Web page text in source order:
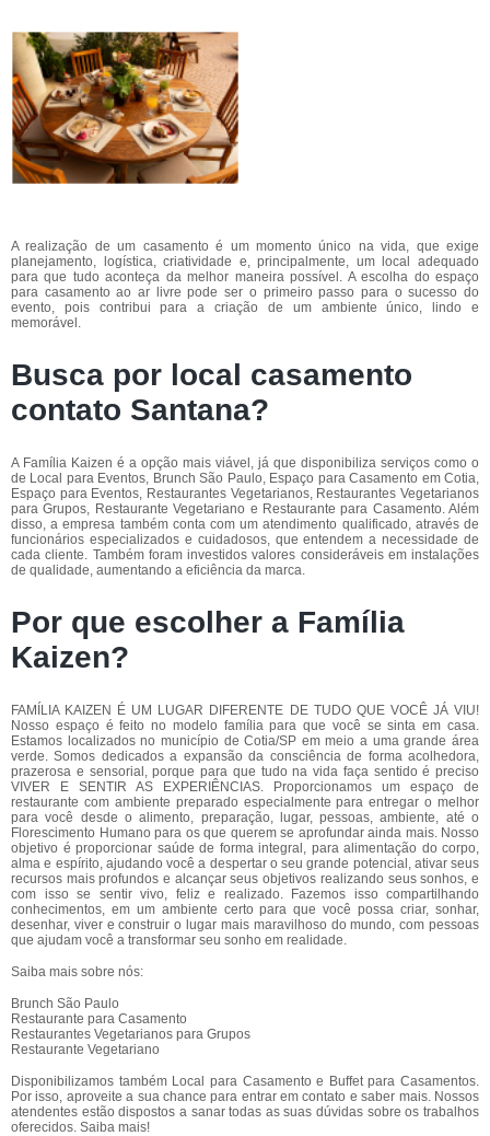
A realização de um casamento é um momento único na vida, que exige
planejamento, logística, criatividade e, principalmente, um local adequado
para que tudo aconteça da melhor maneira possível. A escolha do espaço
para casamento ao ar livre pode ser o primeiro passo para o sucesso do
evento, pois contribui para a criação de um ambiente único, lindo e
memorável.
Busca por local casamento
contato Santana?
A Família Kaizen é a opção mais viável, já que disponibiliza serviços como o
de Local para Eventos, Brunch São Paulo, Espaço para Casamento em Cotia,
Espaço para Eventos, Restaurantes Vegetarianos, Restaurantes Vegetarianos
para Grupos, Restaurante Vegetariano e Restaurante para Casamento. Além
disso, a empresa também conta com um atendimento qualificado, através de
funcionários especializados e cuidadosos, que entendem a necessidade de
cada cliente. Também foram investidos valores consideráveis em instalações
de qualidade, aumentando a eficiência da marca.
Por que escolher a Família
Kaizen?
FAMÍLIA KAIZEN É UM LUGAR DIFERENTE DE TUDO QUE VOCÊ JÁ VIU!
Nosso espaço é feito no modelo família para que você se sinta em casa.
Estamos localizados no município de Cotia/SP em meio a uma grande área
verde. Somos dedicados a expansão da consciência de forma acolhedora,
prazerosa e sensorial, porque para que tudo na vida faça sentido é preciso
VIVER E SENTIR AS EXPERIÊNCIAS. Proporcionamos um espaço de
restaurante com ambiente preparado especialmente para entregar o melhor
para você desde o alimento, preparação, lugar, pessoas, ambiente, até o
Florescimento Humano para os que querem se aprofundar ainda mais. Nosso
objetivo é proporcionar saúde de forma integral, para alimentação do corpo,
alma e espírito, ajudando você a despertar o seu grande potencial, ativar seus
recursos mais profundos e alcançar seus objetivos realizando seus sonhos, e
com isso se sentir vivo, feliz e realizado. Fazemos isso compartilhando
conhecimentos, em um ambiente certo para que você possa criar, sonhar,
desenhar, viver e construir o lugar mais maravilhoso do mundo, com pessoas
que ajudam você a transformar seu sonho em realidade.
Saiba mais sobre nós:
Brunch São Paulo
Restaurante para Casamento
Restaurantes Vegetarianos para Grupos
Restaurante Vegetariano
Disponibilizamos também Local para Casamento e Buffet para Casamentos.
Por isso, aproveite a sua chance para entrar em contato e saber mais. Nossos
atendentes estão dispostos a sanar todas as suas dúvidas sobre os trabalhos
oferecidos. Saiba mais!